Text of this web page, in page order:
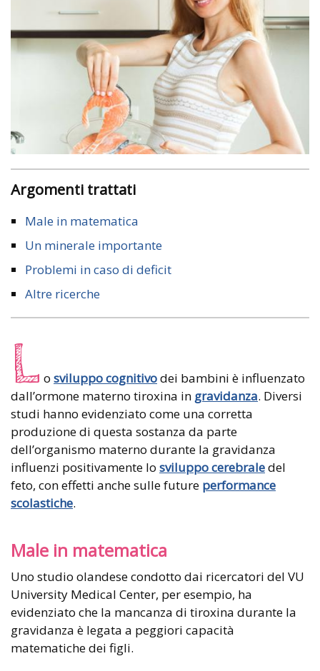
Argomenti trattati
Male in matematica
Un minerale importante
Problemi in caso di deficit
Altre ricerche
L o sviluppo cognitivodei bambini è influenzato
dall’ormone materno tiroxina in gravidanza. Diversi
studi hanno evidenziato come una corretta
produzione di questa sostanza da parte
dell’organismo materno durante la gravidanza
influenzi positivamente lo sviluppo cerebraledel
feto, con effetti anche sulle future performance
scolastiche.
Male in matematica
Uno studio olandese condotto dai ricercatori del VU
University Medical Center, per esempio, ha
evidenziato che la mancanza di tiroxina durante la
gravidanza è legata a peggiori capacità
matematiche dei figli.